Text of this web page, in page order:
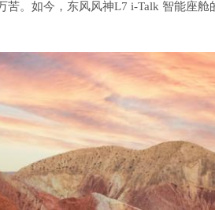
苦。如今，东风风神L7 i-Talk 智能座